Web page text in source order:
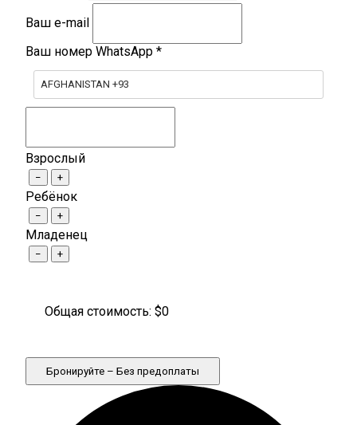
Ваш e-mail
Ваш номер WhatsApp *
AFGHANISTAN +93
Взрослый
− +
Ребёнок
− +
Младенец
− +
Общая стоимость: $0
Бронируйте – Без предоплаты